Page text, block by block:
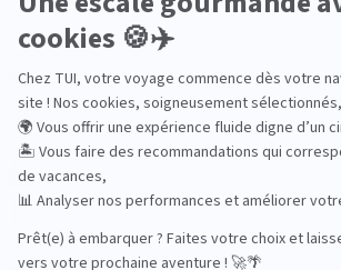
Bien-être
Circuits privés
City Trips